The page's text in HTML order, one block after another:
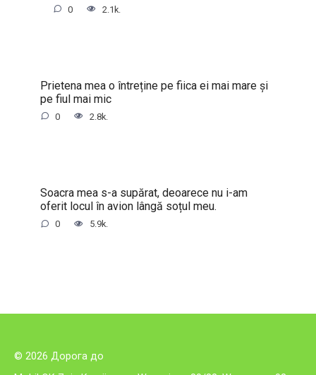
0 2.1k.
Prietena mea o întreține pe fiica ei mai mare și
pe fiul mai mic
0 2.8k.
Soacra mea s-a supărat, deoarece nu i-am
oferit locul în avion lângă soțul meu.
0 5.9k.
© 2026 Дорога до